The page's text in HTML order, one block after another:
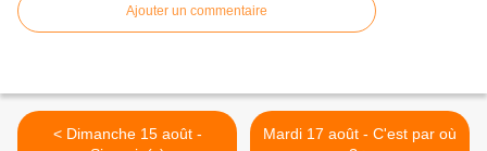
Ajouter un commentaire
< Dimanche 15 août -
Mardi 17 août - C'est par où